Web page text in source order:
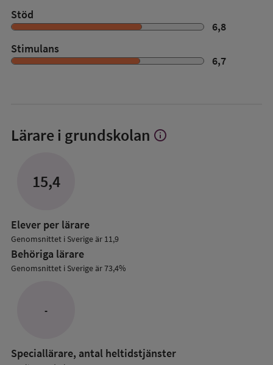
Stöd
6,8
Stimulans
6,7
Lärare i grundskolan Visa
info
15,4
Elever per lärare
Genomsnittet i Sverige är 11,9
Behöriga lärare
Genomsnittet i Sverige är 73,4%
-
Speciallärare, antal heltidstjänster